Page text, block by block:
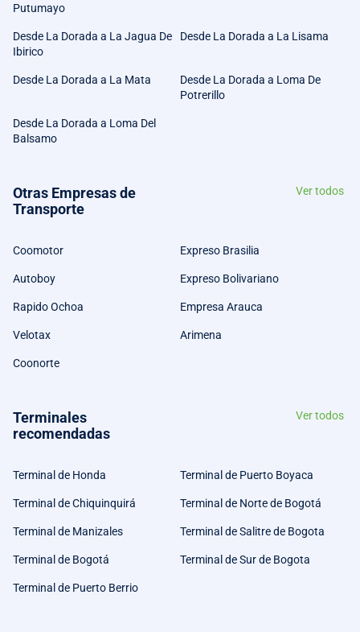
Putumayo
Desde La Dorada a La Jagua De
Ibirico
Desde La Dorada a La Lisama
Desde La Dorada a La Mata
Desde La Dorada a Loma De
Potrerillo
Desde La Dorada a Loma Del
Balsamo
Otras Empresas de
Transporte
Ver todos
Coomotor Expreso Brasilia
Autoboy Expreso Bolivariano
Rapido Ochoa Empresa Arauca
Velotax Arimena
Coonorte
Terminales
recomendadas
Ver todos
Terminal de Honda Terminal de Puerto Boyaca
Terminal de Chiquinquirá Terminal de Norte de Bogotá
Terminal de Manizales Terminal de Salitre de Bogota
Terminal de Bogotá Terminal de Sur de Bogota
Terminal de Puerto Berrio